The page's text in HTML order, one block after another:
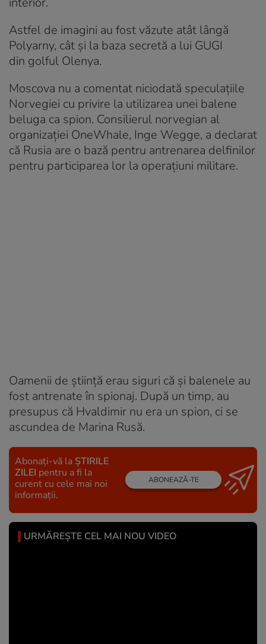
Astfel de imagini au fost văzute atât lângă
Polyarny, cât și la baza secretă a lui GUGI
din golful Olenya.
Moscova nu a comentat niciodată speculațiile
Norvegiei cu privire la utilizarea unei balene
beluga ca spion. Consilierul norvegian al
organizației OneWhale, Inge Wegge, a declarat
că Rusia are o bază pentru antrenarea delfinilor
pentru participarea lor la operațiuni militare.
Oamenii de știință erau siguri că și balenele au
fost antrenate în spionaj. După un timp, au
presupus că Hvaldimir nu era un spion, ci se
ascundea de Marina Rusă.
Abonați-vă la ȘTIRILE
ZILEI pentru a fi la
curent cu cele mai noi
informații.
ABONEAZĂ-TE
URMĂREȘTE CEL MAI NOU VIDEO